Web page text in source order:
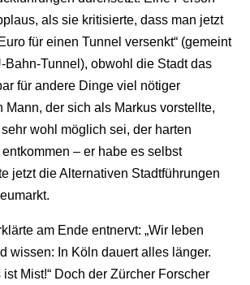
als sie kritisierte, dass man jetzt
für einen Tunnel versenkt“ (gemeint
Bahn-Tunnel), obwohl die Stadt das
für andere Dinge viel nötiger
Mann, der sich als Markus vorstellte,
wohl möglich sei, der harten
– er habe es selbst
jetzt die Alternativen Stadtführungen
am Ende entnervt: „Wir leben
wissen: In Köln dauert alles länger.
Mist!“ Doch der Zürcher Forscher